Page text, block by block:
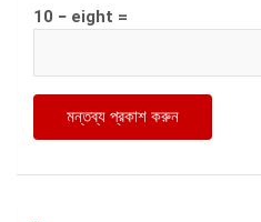
10 − eight =